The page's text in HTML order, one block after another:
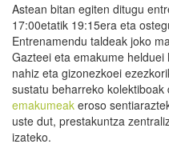
Astean bitan egiten ditugu
17:00etatik 19:15era eta
Entrenamendu taldeak joko
Gazteei eta emakume
nahiz eta gizonezkoei
sustatu beharreko
emakumeak eroso
uste dut, prestakuntza
izateko.